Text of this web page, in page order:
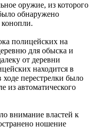
оружие, из которого
обнаружено
конопли.
полицейских на
для обыска и
от деревни
находится в
перестрелки было
из автоматического
внимание властей к
ношение